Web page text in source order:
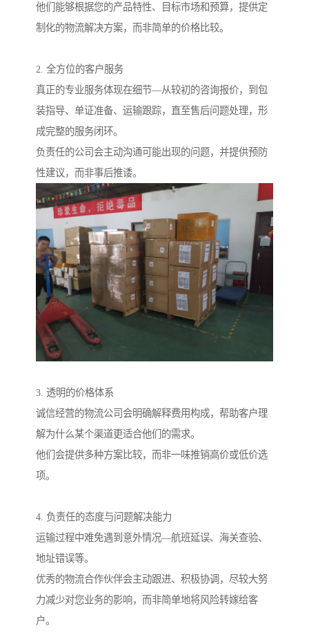
他们能够根据您的产品特性、目标市场和预算，提供定
制化的物流解决方案，而非简单的价格比较。
2. 全方位的客户服务
真正的专业服务体现在细节—从较初的咨询报价，到包
装指导、单证准备、运输跟踪，直至售后问题处理，形
成完整的服务闭环。
负责任的公司会主动沟通可能出现的问题，并提供预防
性建议，而非事后推诿。
3. 透明的价格体系
诚信经营的物流公司会明确解释费用构成，帮助客户理
解为什么某个渠道更适合他们的需求。
他们会提供多种方案比较，而非一味推销高价或低价选
项。
4. 负责任的态度与问题解决能力
运输过程中难免遇到意外情况—航班延误、海关查验、
地址错误等。
优秀的物流合作伙伴会主动跟进、积极协调，尽较大努
力减少对您业务的影响，而非简单地将风险转嫁给客
户。